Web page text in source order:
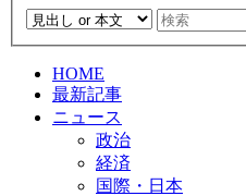
HOME
最新記事
ニュース
政治
経済
国際・日本